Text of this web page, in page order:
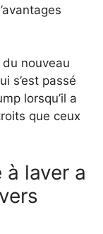
du nouveau
s’est passé
lorsqu’il a
que ceux
laver a